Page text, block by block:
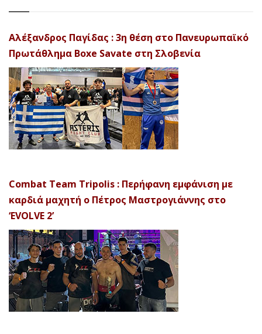
Αλέξανδρος Παγίδας : 3η θέση στο Πανευρωπαϊκό
Πρωτάθλημα Boxe Savate στη Σλοβενία
Combat Team Tripolis : Περήφανη εμφάνιση με
καρδιά μαχητή ο Πέτρος Μαστρογιάννης στο
‘EVOLVE 2’